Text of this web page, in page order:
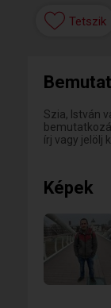
Tetszik
Szia, István
írj vagy jelölj
Képek